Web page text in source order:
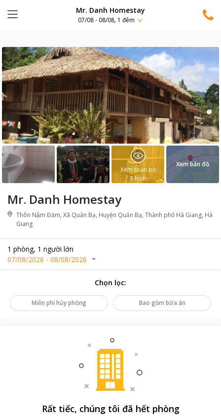
Mr. Danh Homestay
07/08 - 08/08, 1 đêm
Mr. Danh Homestay
Thôn Nậm Đăm, Xã Quản Bạ, Huyện Quản Bạ, Thành phố Hà Giang, Hà
Giang
1 phòng, 1 người lớn
07/08/2026 - 08/08/2026
Xem toàn bộ
8hình
Xem bản đồ
Chọn lọc:
Miễn phí hủy phòng Bao gồm bữa ăn
Rất tiếc, chúng tôi đã hết phòng